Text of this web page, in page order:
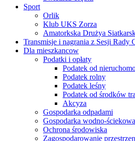
Sport
Orlik
Klub UKS Zorza
Amatorkska Drużya
Transmisje i nagrania z Sesji Rady
Dla mieszkancow
Podatki i opłaty
Podatek od
Podatek rolny
Podatek leśny
Podatek od środków
Akcyza
Gospodarka odpadami
Gospodarka wodno-ściekowa
Ochrona środowiska
Zagospodarowanie